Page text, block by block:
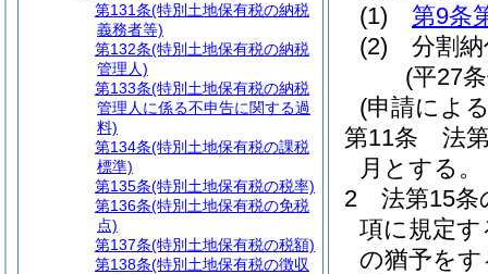
(1)
第9条
(2)
分割
(平27
(申請によ
第11条
法
月とする。
2
法第15条
項に規定
の猶予を
第131条(特別土地保有税の納税
義務者等)
第132条(特別土地保有税の納税
管理人)
第133条(特別土地保有税の納税
管理人に係る不申告に関する過
料)
第134条(特別土地保有税の課税
標準)
第135条(特別土地保有税の税率)
第136条(特別土地保有税の免税
点)
第137条(特別土地保有税の税額)
第138条(特別土地保有税の徴収